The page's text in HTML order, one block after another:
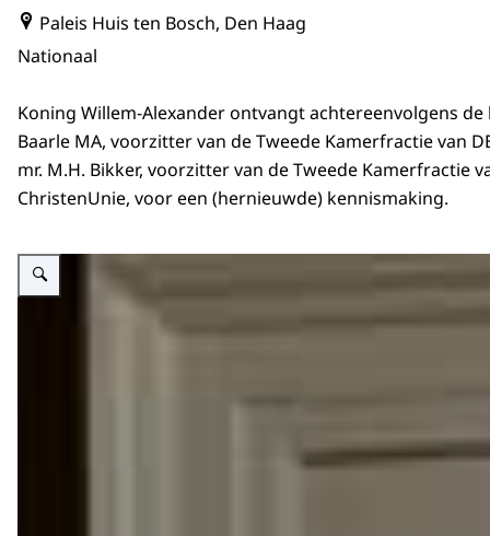
Paleis Huis ten Bosch, Den Haag
Nationaal
Koning Willem-Alexander ontvangt achtereenvolgens de
Baarle MA, voorzitter van de Tweede Kamerfractie van
mr. M.H. Bikker, voorzitter van de Tweede Kamerfractie
ChristenUnie, voor een (hernieuwde) kennismaking.
Vergroot afbeelding Koning en Tweede Kamerfractievoorzitter Van Baarle